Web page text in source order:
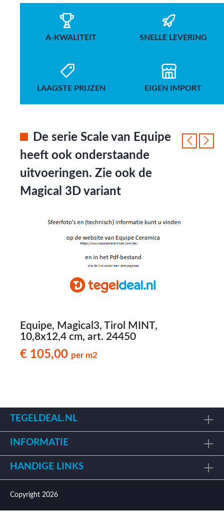
A-KWALITEIT SNELLE LEVERING
LAAGSTE PRIJZEN EIGEN IMPORT
De serie Scale van Equipe
heeft ook onderstaande
uitvoeringen. Zie ook de
Magical 3D variant
Equipe, Magical3, Tirol MINT,
10,8x12,4 cm, art. 24450
€ 105,00 per m2
TEGELDEAL.NL
INFORMATIE
HANDIGE LINKS
Copyright 2026